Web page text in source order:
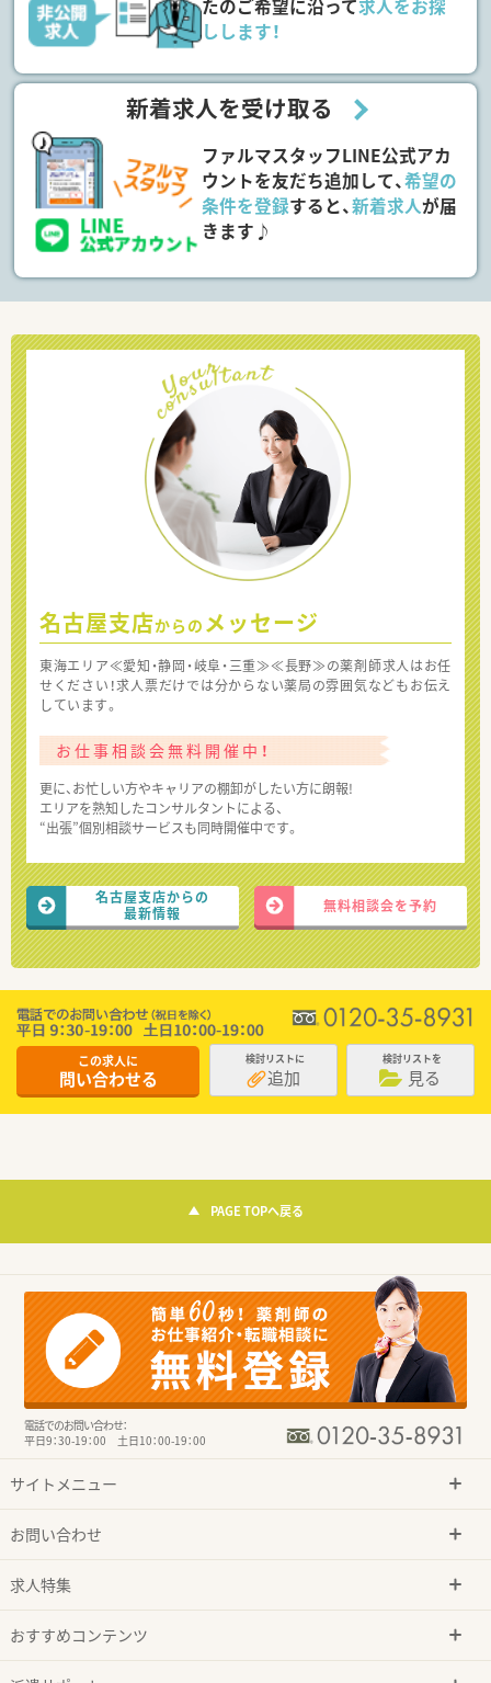
たのご希望に沿って求人をお探
しします！
新着求人を受け取る
ファルマスタッフLINE公式アカ
ウントを友だち追加して、希望の
条件を登録すると、新着求人が届
きます♪
名古屋支店からの メッセージ
東海エリア≪愛知・静岡・岐阜・三重≫≪長野≫の薬剤師求人はお任
せください！求人票だけでは分からない薬局の雰囲気などもお伝え
しています。
お仕事相談会無料開催中！
更に、お忙しい方やキャリアの棚卸がしたい方に朗報!
エリアを熟知したコンサルタントによる、
“出張”個別相談サービスも同時開催中です。
名古屋支店からの
最新情報
無料相談会を予約
この求人に
問い合わせる
検討リストに
追加
検討リストを
見る
PAGE TOPへ戻る
電話でのお問い合わせ：
平日9：30-19：00 土日10：00-19：00
サイトメニュー
お問い合わせ
求人特集
おすすめコンテンツ